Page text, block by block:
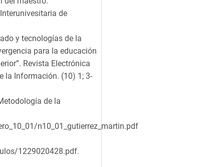
de
y tecnologías de la
para la educación
Revista Electrónica
la Información. (10) 1; 3-
de la
n10_01_gutierrez_martin.pdf
1229020428.pdf.